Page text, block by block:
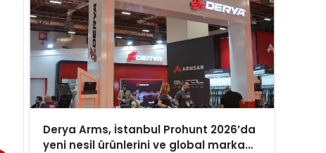
Derya Arms, İstanbul Prohunt 2026’da
yeni nesil ürünlerini ve global marka